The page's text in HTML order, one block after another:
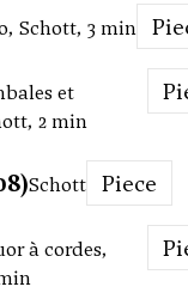
Schott, 3 min
et
2 min
Schott Piece
à cordes,